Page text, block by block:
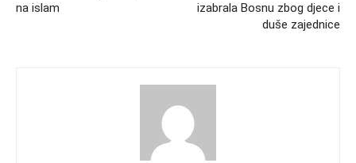
na islam
izabrala Bosnu zbog djece i
duše zajednice